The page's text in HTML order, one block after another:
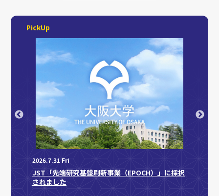
PickUp
2026.7.31 Fri
JST「先端研究基盤刷新事業（EPOCH）」に採択
されました
育成